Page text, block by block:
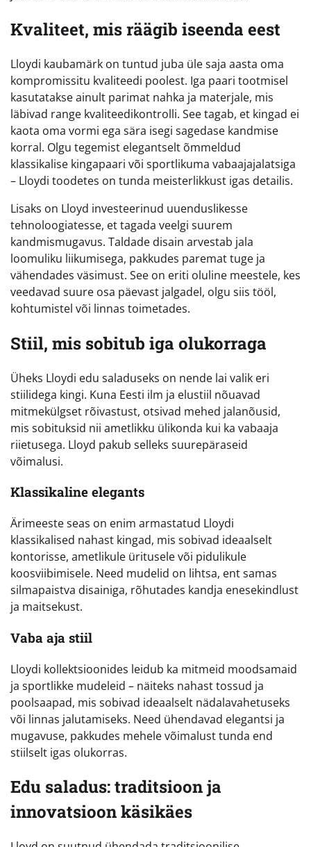
Kvaliteet, mis räägib iseenda eest
Lloydi kaubamärk on tuntud juba üle saja aasta oma
kompromissitu kvaliteedi poolest. Iga paari tootmisel
kasutatakse ainult parimat nahka ja materjale, mis
läbivad range kvaliteedikontrolli. See tagab, et kingad ei
kaota oma vormi ega sära isegi sagedase kandmise
korral. Olgu tegemist elegantselt õmmeldud
klassikalise kingapaari või sportlikuma vabaajajalatsiga
– Lloydi toodetes on tunda meisterlikkust igas detailis.
Lisaks on Lloyd investeerinud uuenduslikesse
tehnoloogiatesse, et tagada veelgi suurem
kandmismugavus. Taldade disain arvestab jala
loomuliku liikumisega, pakkudes paremat tuge ja
vähendades väsimust. See on eriti oluline meestele, kes
veedavad suure osa päevast jalgadel, olgu siis tööl,
kohtumistel või linnas toimetades.
Stiil, mis sobitub iga olukorraga
Üheks Lloydi edu saladuseks on nende lai valik eri
stiilidega kingi. Kuna Eesti ilm ja elustiil nõuavad
mitmekülgset rõivastust, otsivad mehed jalanõusid,
mis sobituksid nii ametlikku ülikonda kui ka vabaaja
riietusega. Lloyd pakub selleks suurepäraseid
võimalusi.
Klassikaline elegants
Ärimeeste seas on enim armastatud Lloydi
klassikalised nahast kingad, mis sobivad ideaalselt
kontorisse, ametlikule üritusele või pidulikule
koosviibimisele. Need mudelid on lihtsa, ent samas
silmapaistva disainiga, rõhutades kandja enesekindlust
ja maitsekust.
Vaba aja stiil
Lloydi kollektsioonides leidub ka mitmeid moodsamaid
ja sportlikke mudeleid – näiteks nahast tossud ja
poolsaapad, mis sobivad ideaalselt nädalavahetuseks
või linnas jalutamiseks. Need ühendavad elegantsi ja
mugavuse, pakkudes mehele võimalust tunda end
stiilselt igas olukorras.
Edu saladus: traditsioon ja
innovatsioon käsikäes